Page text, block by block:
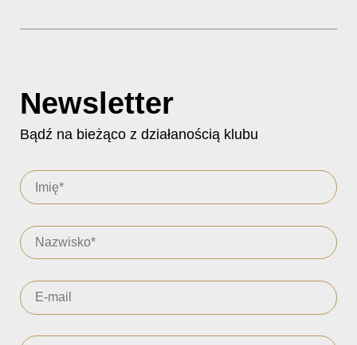
Newsletter
Bądź na bieżąco z działanością klubu